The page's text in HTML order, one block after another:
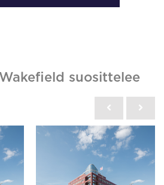
suosittelee